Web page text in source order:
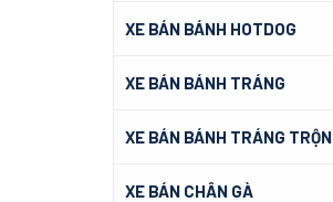
XE BÁN BÁNH HOTDOG
XE BÁN BÁNH TRÁNG
XE BÁN BÁNH TRÁNG TRỘN
XE BÁN CHÂN GÀ